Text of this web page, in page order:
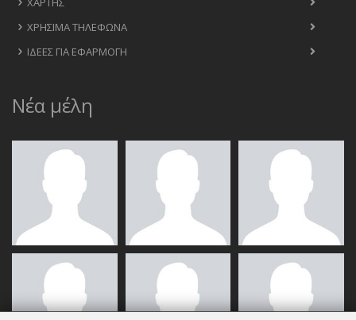
ΧΡΉΣΙΜΑ ΤΗΛΈΦΩΝΑ
ΙΔΈΕΣ ΓΙΑ ΕΦΑΡΜΟΓΉ
Νέα μέλη